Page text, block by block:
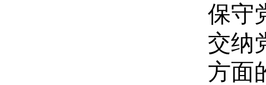
保守
交纳
方面